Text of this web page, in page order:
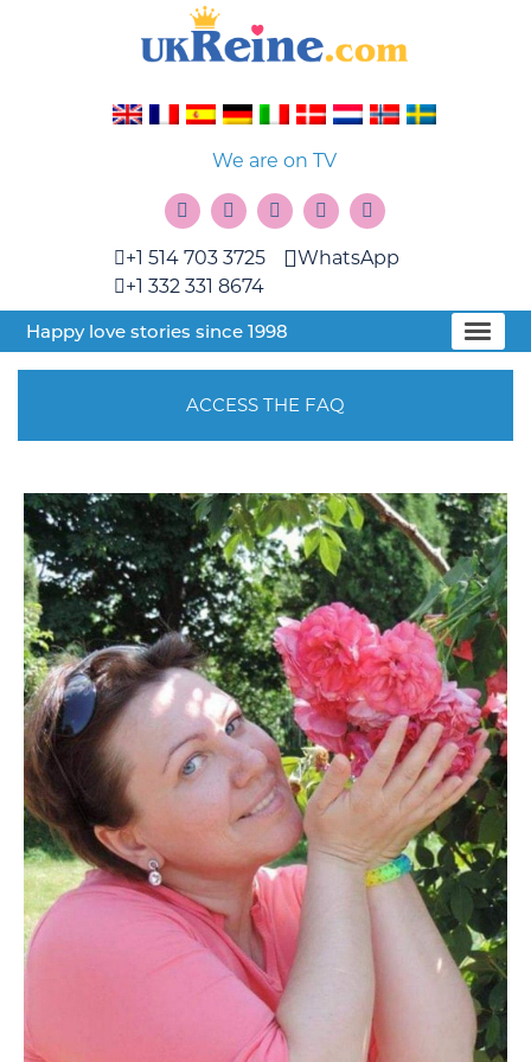
We are on TV
+1 514 703 3725
+1 332 331 8674
WhatsApp
Happy love stories since 1998
ACCESS THE FAQ